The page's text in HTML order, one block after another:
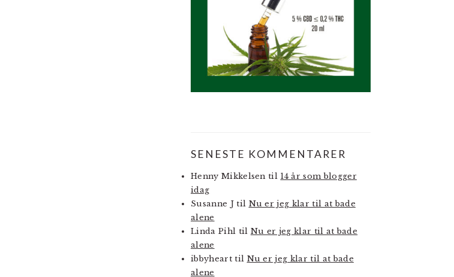
SENESTE KOMMENTARER
Henny Mikkelsen til 14 år som blogger
idag
Susanne Jtil Nu er jeg klar til at bade
alene
Linda Pihl til Nu er jeg klar til at bade
alene
ibbyhearttil Nu er jeg klar til at bade
alene